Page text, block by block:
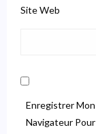
Site Web
Enregistrer Mon
Navigateur